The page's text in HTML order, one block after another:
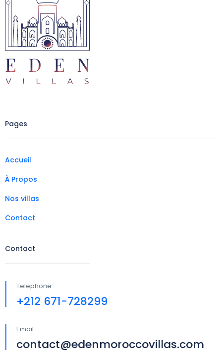
Pages
Accueil
À Propos
Nos villas
Contact
Contact
Telephone
+212 671-728299
Email
contact@edenmoroccovillas.com